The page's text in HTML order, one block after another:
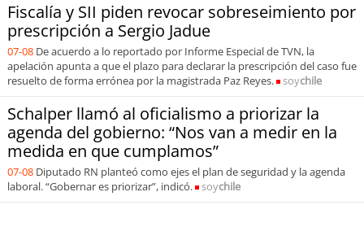
Fiscalía y SII piden revocar sobreseimiento por
prescripción a Sergio Jadue
07-08 De acuerdo a lo reportado por Informe Especial de TVN, la
apelación apunta a que el plazo para declarar la prescripción del caso fue
resuelto de forma errónea por la magistrada Paz Reyes.
soychile
Schalper llamó al oficialismo a priorizar la
agenda del gobierno: “Nos van a medir en la
medida en que cumplamos”
07-08 Diputado RN planteó como ejes el plan de seguridad y la agenda
laboral. “Gobernar es priorizar”, indicó.
soychile